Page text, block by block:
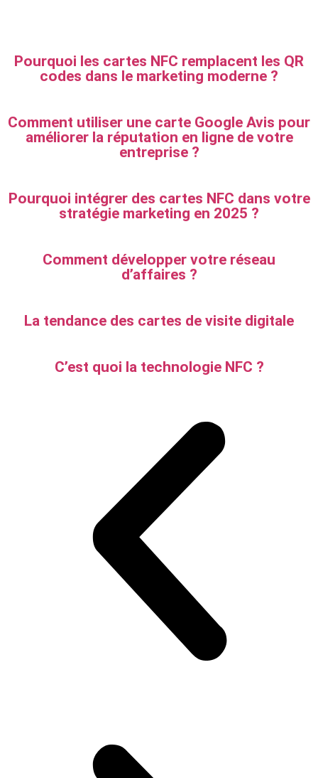
Pourquoi les cartes NFC remplacent les QR
codes dans le marketing moderne ?
Comment utiliser une carte Google Avis pour
améliorer la réputation en ligne de votre
entreprise ?
Pourquoi intégrer des cartes NFC dans votre
stratégie marketing en 2025 ?
Comment développer votre réseau
d’affaires ?
La tendance des cartes de visite digitale
C’est quoi la technologie NFC ?